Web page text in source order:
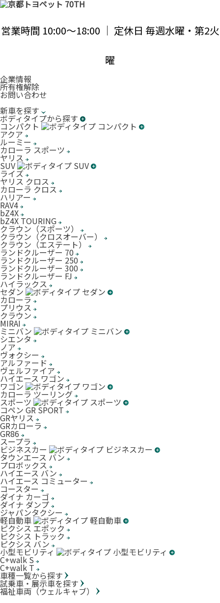
営業時間 10:00〜18:00 ｜ 定休日 毎週水曜・第2火
曜
企業情報
所有権解除
お問い合わせ
新車を探す
ボディタイプから探す
コンパクト
アクア
ルーミー
カローラ スポーツ
ヤリス
SUV
ライズ
ヤリス クロス
カローラ クロス
ハリアー
RAV4
bZ4X
bZ4X TOURING
クラウン（スポーツ）
クラウン（クロスオーバー）
クラウン（エステート）
ランドクルーザー 70
ランドクルーザー 250
ランドクルーザー 300
ランドクルーザー FJ
ハイラックス
セダン
カローラ
プリウス
クラウン
MIRAI
ミニバン
シエンタ
ノア
ヴォクシー
アルファード
ヴェルファイア
ハイエース ワゴン
ワゴン
カローラ ツーリング
スポーツ
コペン GR SPORT
GRヤリス
GRカローラ
GR86
スープラ
ビジネスカー
タウンエース バン
プロボックス
ハイエース バン
ハイエース コミューター
コースター
ダイナ カーゴ
ダイナ ダンプ
ジャパンタクシー
軽自動車
ピクシス エポック
ピクシス トラック
ピクシス バン
小型モビリティ
C+walk S
C+walk T
車種一覧から探す
試乗車・展示車を探す
福祉車両（ウェルキャブ）